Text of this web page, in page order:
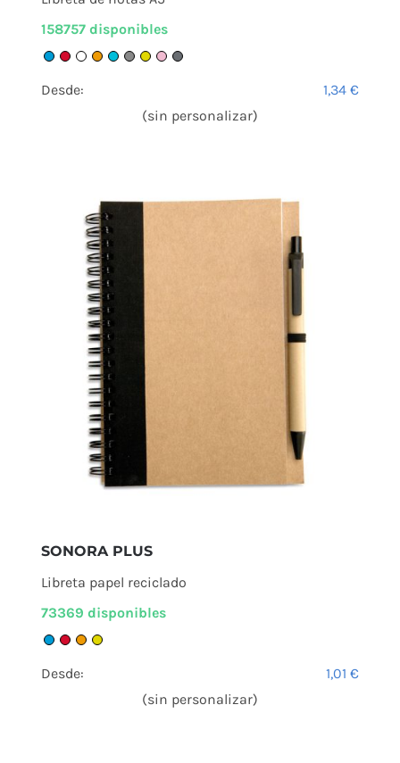
158757 disponibles
Desde: 1,34€
(sin personalizar)
SONORA PLUS
Libreta papel reciclado
73369 disponibles
Desde: 1,01€
(sin personalizar)